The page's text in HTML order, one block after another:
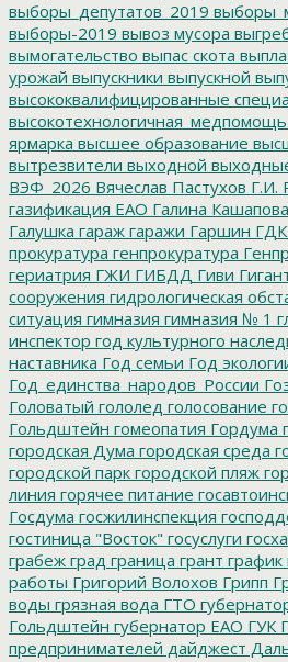
выборы_депутатов_2019
выборы-2019 вывоз мусора
вымогательство выпас скота
урожай выпускники выпускной
высококвалифицированные
высокотехнологичная_медпомощь
ярмарка высшее образование
вытрезвители выходной
ВЭФ_2026 Вячеслав Пастухов Г.И.
газификация ЕАО Галина Кашапова
Галушка гараж гаражи Гаршин ГДК
прокуратура генпрокуратура
гериатрия ГЖИ ГИБДД Гиви
сооружения гидрологическая
ситуация гимназия гимназия № 1
инспектор год культурного
наставника Год семьи Год
Год_единства_народов_России
Головатый гололед голосование
Гольдштейн гомеопатия Гордума
городская Дума городская среда
городской парк городской пляж
линия горячее питание
Госдума госжилинспекция
гостиница "Восток" госуслуги
грабеж град граница грант
работы Григорий Волохов Грипп
воды грязная вода ГТО
Гольдштейн губернатор ЕАО ГУК
предпринимателей дайджест